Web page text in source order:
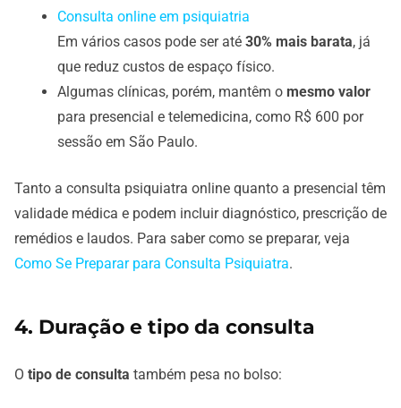
Consulta online em psiquiatria
Em vários casos pode ser até 30% mais barata, já
que reduz custos de espaço físico.
Algumas clínicas, porém, mantêm o mesmo valor
para presencial e telemedicina, como R$ 600 por
sessão em São Paulo.
Tanto a consulta psiquiatra online quanto a presencial têm
validade médica e podem incluir diagnóstico, prescrição de
remédios e laudos. Para saber como se preparar, veja
Como Se Preparar para Consulta Psiquiatra.
4. Duração e tipo da consulta
O tipo de consulta também pesa no bolso: